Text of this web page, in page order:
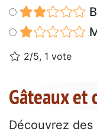
2/5, 1 vote
Gâteaux et
Découvrez